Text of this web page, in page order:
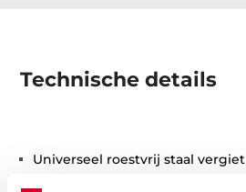
Technische details
Universeel roestvrij staal vergiet